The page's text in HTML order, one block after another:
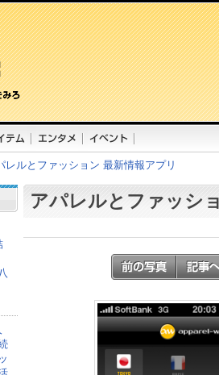
レルとファッション 最新情報アプリ
アパレルとファッシ